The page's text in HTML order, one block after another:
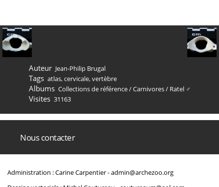
Auteur Jean-Philip Brugal
Tags atlas,cervicale,vertèbre
Albums Collections de référence/Carnivores/ Ratel ♂
Visites 31163
Nous contacter
Administration : Carine Carpentier -admin@archezoo.org